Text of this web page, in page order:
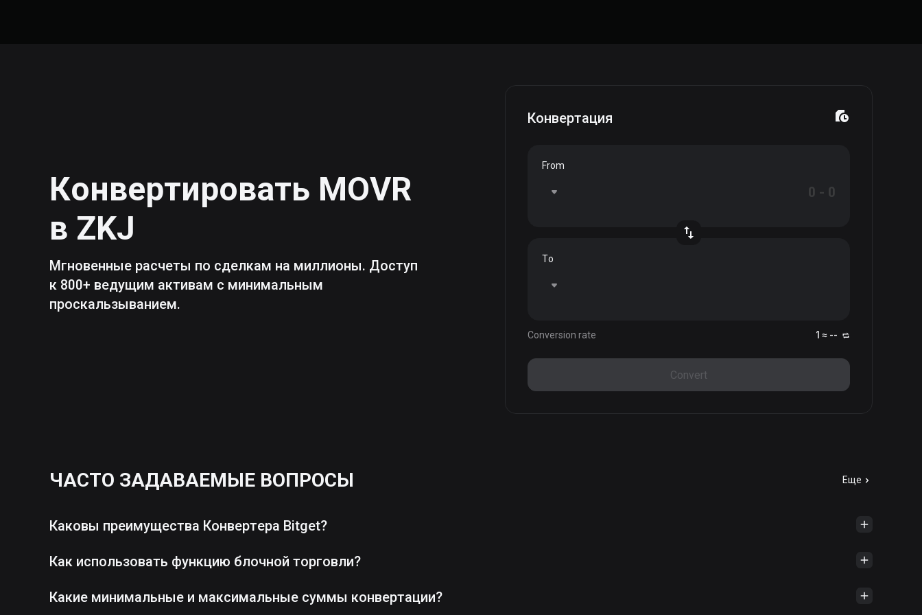
Конвертировать MOVR
в ZKJ
Мгновенные расчеты по сделкам на миллионы. Доступ
к 800+ ведущим активам с минимальным
проскальзыванием.
Конвертация
From
To
Conversion rate 1 ≈ --
Convert
ЧАСТО ЗАДАВАЕМЫЕ ВОПРОСЫ Еще
Каковы преимущества Конвертера Bitget?
Как использовать функцию блочной торговли?
Какие минимальные и максимальные суммы конвертации?